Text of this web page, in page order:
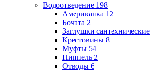
Водоотведение 198
Американка 12
Бочата 2
Заглушки сантехнические
Крестовины 8
Муфты 54
Ниппель 2
Отводы 6